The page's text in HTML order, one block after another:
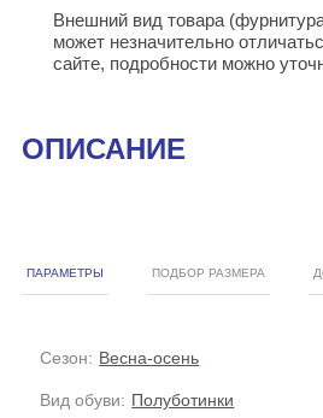
Внешний вид товара
может незначительно
сайте, подробности можно
ОПИСАНИЕ
ПАРАМЕТРЫ ПОДБОР РАЗМЕРА
Сезон: Весна-осень
Вид обуви: Полуботинки